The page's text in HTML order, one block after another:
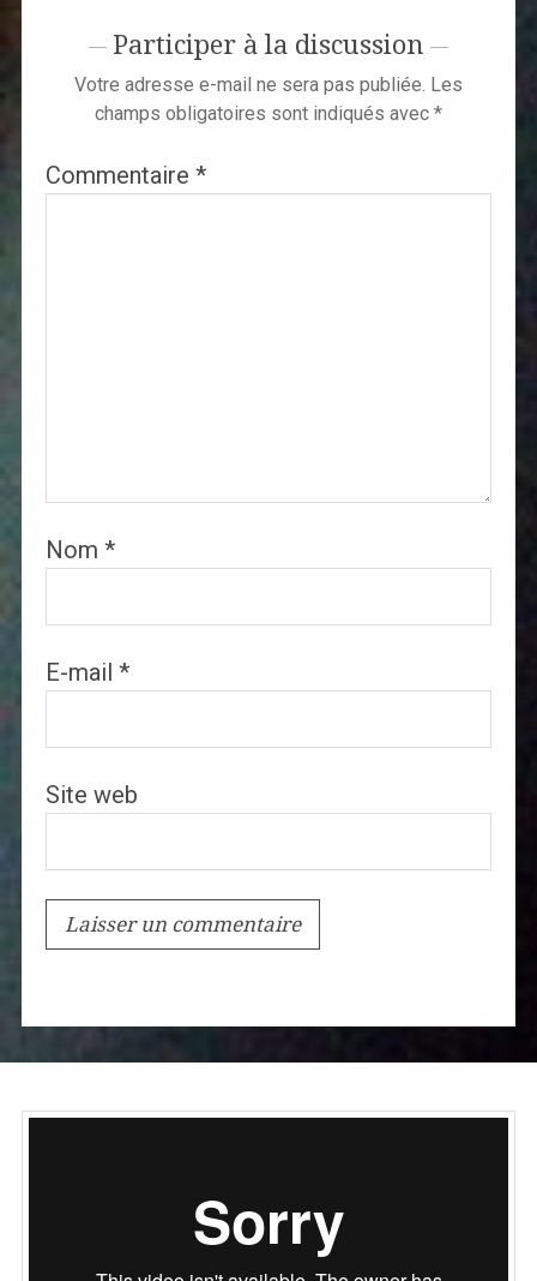
Participer à la discussion
Votre adresse e-mail ne sera pas publiée. Les
champs obligatoires sont indiqués avec *
Commentaire *
Nom *
E-mail *
Site web